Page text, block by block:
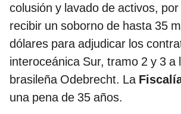
colusión y lavado de activos,
recibir un soborno de hasta 35
dólares para adjudicar los
interoceánica Sur, tramo 2 y 3 a
brasileña Odebrecht. La
una pena de 35 años.